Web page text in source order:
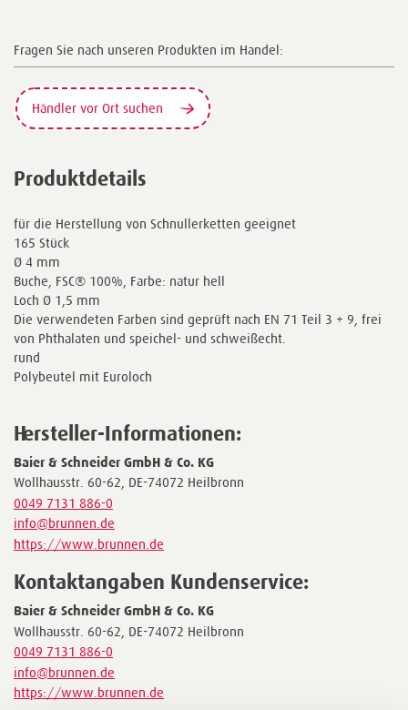
Fragen Sie nach unseren Produkten im Handel:
Händler vor Ort suchen
Produktdetails
für die Herstellung von Schnullerketten geeignet
165 Stück
Ø 4 mm
Buche, FSC® 100%, Farbe: natur hell
Loch Ø 1,5 mm
Die verwendeten Farben sind geprüft nach EN 71 Teil 3 + 9, frei
von Phthalaten und speichel- und schweißecht.
rund
Polybeutel mit Euroloch
Hersteller-Informationen:
Baier & Schneider GmbH & Co. KG
Wollhausstr. 60-62, DE-74072 Heilbronn
0049 7131 886-0
info@brunnen.de
https://www.brunnen.de
Kontaktangaben Kundenservice:
Baier & Schneider GmbH & Co. KG
Wollhausstr. 60-62, DE-74072 Heilbronn
0049 7131 886-0
info@brunnen.de
https://www.brunnen.de